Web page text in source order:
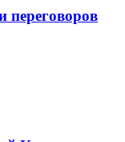
переговоров